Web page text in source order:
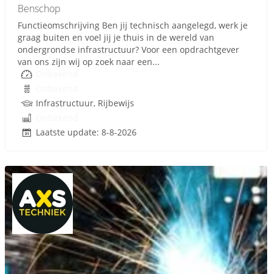
Benschop
Functieomschrijving Ben jij technisch aangelegd, werk je
graag buiten en voel jij je thuis in de wereld van
ondergrondse infrastructuur? Voor een opdrachtgever
van ons zijn wij op zoek naar een...
Infrastructuur, Rijbewijs
Laatste update: 8-8-2026